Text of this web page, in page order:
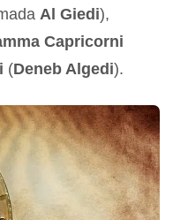
Al Giedi),
Capricorni
(Deneb Algedi).